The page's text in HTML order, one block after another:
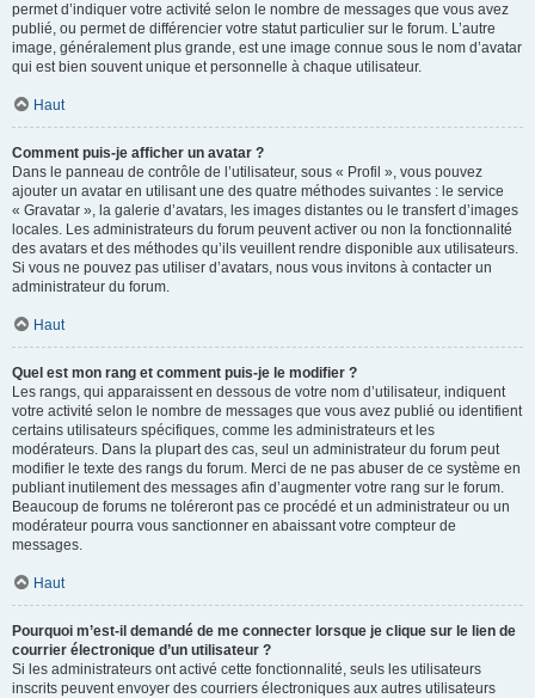
permet d’indiquer votre activité selon le nombre de messages que vous avez
publié, ou permet de différencier votre statut particulier sur le forum. L’autre
image, généralement plus grande, est une image connue sous le nom d’avatar
qui est bien souvent unique et personnelle à chaque utilisateur.
Haut
Comment puis-je afficher un avatar ?
Dans le panneau de contrôle de l’utilisateur, sous « Profil », vous pouvez
ajouter un avatar en utilisant une des quatre méthodes suivantes : le service
« Gravatar », la galerie d’avatars, les images distantes ou le transfert d’images
locales. Les administrateurs du forum peuvent activer ou non la fonctionnalité
des avatars et des méthodes qu’ils veuillent rendre disponible aux utilisateurs.
Si vous ne pouvez pas utiliser d’avatars, nous vous invitons à contacter un
administrateur du forum.
Haut
Quel est mon rang et comment puis-je le modifier ?
Les rangs, qui apparaissent en dessous de votre nom d’utilisateur, indiquent
votre activité selon le nombre de messages que vous avez publié ou identifient
certains utilisateurs spécifiques, comme les administrateurs et les
modérateurs. Dans la plupart des cas, seul un administrateur du forum peut
modifier le texte des rangs du forum. Merci de ne pas abuser de ce système en
publiant inutilement des messages afin d’augmenter votre rang sur le forum.
Beaucoup de forums ne toléreront pas ce procédé et un administrateur ou un
modérateur pourra vous sanctionner en abaissant votre compteur de
messages.
Haut
Pourquoi m’est-il demandé de me connecter lorsque je clique sur le lien de
courrier électronique d’un utilisateur ?
Si les administrateurs ont activé cette fonctionnalité, seuls les utilisateurs
inscrits peuvent envoyer des courriers électroniques aux autres utilisateurs